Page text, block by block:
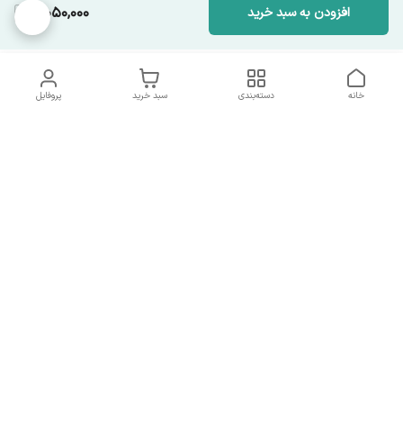
5,050,000 افزودن به سبد خرید
پروفایل سبد خرید دسته‌بندی خانه